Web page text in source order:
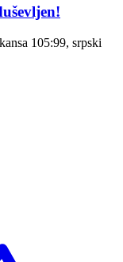
105:99, srpski